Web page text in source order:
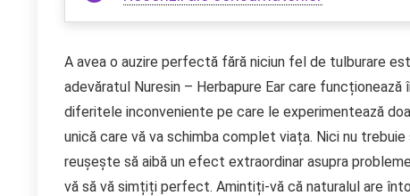
A avea o auzire perfectă fără niciun fel de tulburare
adevăratul Nuresin – Herbapure Ear care
diferitele inconveniente pe care le experimentează
unică care vă va schimba complet viața. Nici nu
reușește să aibă un efect extraordinar asupra
vă să vă simțiți perfect. Amintiți-vă că naturalul are